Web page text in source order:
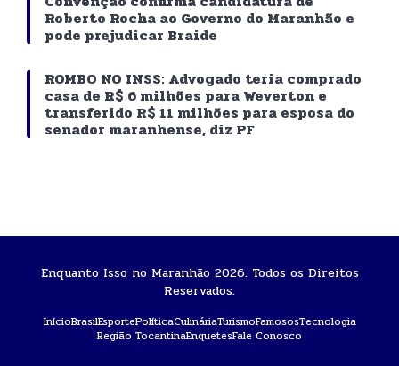
Roberto Rocha ao Governo do Maranhão e
pode prejudicar Braide
ROMBO NO INSS: Advogado teria comprado
casa de R$ 6 milhões para Weverton e
transferido R$ 11 milhões para esposa do
senador maranhense, diz PF
Enquanto Isso no Maranhão 2026. Todos os Direitos
Reservados.
InícioBrasilEsportePolíticaCulináriaTurismoFamososTecnologia
Região TocantinaEnquetesFale Conosco